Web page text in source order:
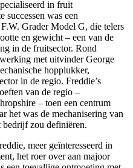
in fruit
successen was een
F.W. Grader Model G, die telers
en gewicht – een van de
in de fruitsector. Rond
met uitvinder George
hopplukker,
in de regio. Freddie’s
van de regio –
– toen een centrum
het was de mechanisering van
zou definiëren.
meer geïnteresseerd in
het roer over aan majoor